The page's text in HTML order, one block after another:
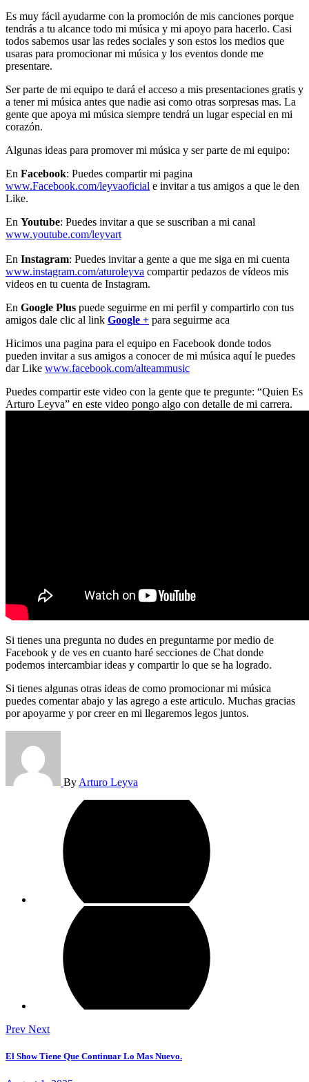
Es muy fácil ayudarme con la promoción de mis canciones porque
tendrás a tu alcance todo mi música y mi apoyo para hacerlo. Casi
todos sabemos usar las redes sociales y son estos los medios que
usaras para promocionar mi música y los eventos donde me
presentare.
Ser parte de mi equipo te dará el acceso a mis presentaciones gratis y
a tener mi música antes que nadie asi como otras sorpresas mas. La
gente que apoya mi música siempre tendrá un lugar especial en mi
corazón.
Algunas ideas para promover mi música y ser parte de mi equipo:
En Facebook: Puedes compartir mi pagina
www.Facebook.com/leyvaoficial e invitar a tus amigos a que le den
Like.
En Youtube: Puedes invitar a que se suscriban a mi canal
www.youtube.com/leyvart
En Instagram: Puedes invitar a gente a que me siga en mi cuenta
www.instagram.com/aturoleyva compartir pedazos de vídeos mis
videos en tu cuenta de Instagram.
En Google Plus puede seguirme en mi perfil y compartirlo con tus
amigos dale clic al link Google + para seguirme aca
Hicimos una pagina para el equipo en Facebook donde todos
pueden invitar a sus amigos a conocer de mi música aquí le puedes
dar Like www.facebook.com/alteammusic
Puedes compartir este video con la gente que te pregunte: “Quien Es
Arturo Leyva” en este video pongo algo con detalle de mi carrera.
Si tienes una pregunta no dudes en preguntarme por medio de
Facebook y de ves en cuanto haré secciones de Chat donde
podemos intercambiar ideas y compartir lo que se ha logrado.
Si tienes algunas otras ideas de como promocionar mi música
puedes comentar abajo y las agrego a este articulo. Muchas gracias
por apoyarme y por creer en mi llegaremos legos juntos.
By Arturo Leyva
Prev Next
El Show Tiene Que Continuar Lo Mas Nuevo.